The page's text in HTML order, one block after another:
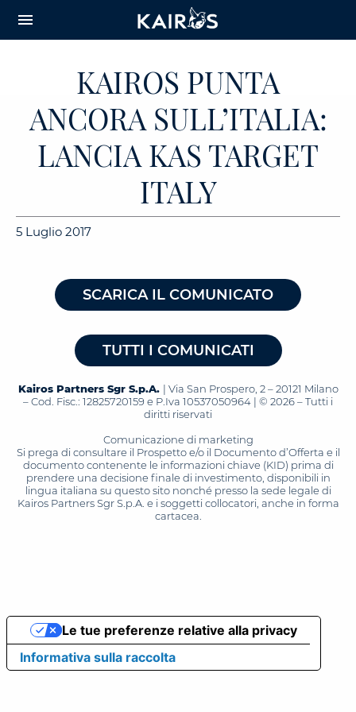
CONTENT
menu
KAIROS PUNTA
ANCORA SULL’ITALIA:
LANCIA KAS TARGET
ITALY
5 Luglio 2017
SCARICA IL COMUNICATO
TUTTI I COMUNICATI
Kairos Partners Sgr S.p.A. | Via San Prospero, 2 – 20121 Milano
– Cod. Fisc.: 12825720159 e P.Iva 10537050964 | © 2026 – Tutti i
diritti riservati
Comunicazione di marketing
Si prega di consultare il Prospetto e/o il Documento d’Offerta e il
documento contenente le informazioni chiave (KID) prima di
prendere una decisione finale di investimento, disponibili in
lingua italiana su questo sito nonché presso la sede legale di
Kairos Partners Sgr S.p.A. e i soggetti collocatori, anche in forma
cartacea.
Informativa sulla raccolta
Le tue preferenze relative alla privacy